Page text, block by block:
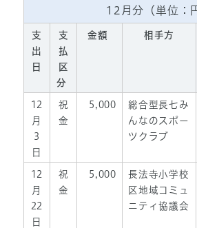
12月分（単位：
支
出
日
支
払
区
分
金額 相手方
12
月
3
日
祝
金
5,000
総合型長七み
んなのスポー
ツクラブ
12
月
22
日
祝
金
5,000
長法寺小学校
区地域コミュ
ニティ協議会